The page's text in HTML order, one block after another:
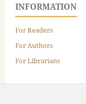
INFORMATION
For Readers
For Authors
For Librarians